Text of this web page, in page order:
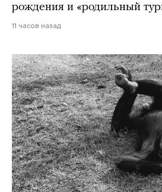
рождения и «родильный
11 часов назад